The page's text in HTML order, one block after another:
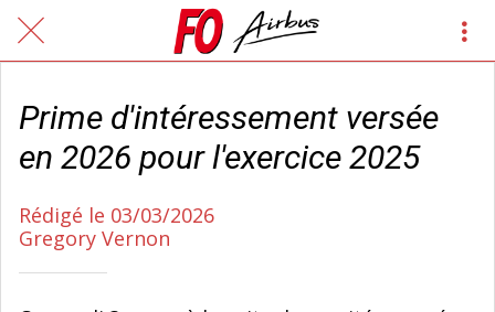
Prime d'intéressement versée
en 2026 pour l'exercice 2025
Rédigé le 03/03/2026
Gregory Vernon